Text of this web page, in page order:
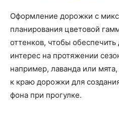
Оформление дорожки с
планирования цветовой
оттенков, чтобы
интерес на протяжении
например, лаванда или
к краю дорожки для
фона при прогулке.